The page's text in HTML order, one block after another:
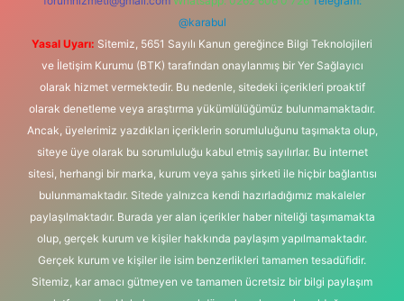
@karabul
Yasal Uyarı: Sitemiz, 5651 Sayılı Kanun gereğince Bilgi Teknolojileri
ve İletişim Kurumu (BTK) tarafından onaylanmış bir Yer Sağlayıcı
olarak hizmet vermektedir. Bu nedenle, sitedeki içerikleri proaktif
olarak denetleme veya araştırma yükümlülüğümüz bulunmamaktadır.
Ancak, üyelerimiz yazdıkları içeriklerin sorumluluğunu taşımakta olup,
siteye üye olarak bu sorumluluğu kabul etmiş sayılırlar. Bu internet
sitesi, herhangi bir marka, kurum veya şahıs şirketi ile hiçbir bağlantısı
bulunmamaktadır. Sitede yalnızca kendi hazırladığımız makaleler
paylaşılmaktadır. Burada yer alan içerikler haber niteliği taşımamakta
olup, gerçek kurum ve kişiler hakkında paylaşım yapılmamaktadır.
Gerçek kurum ve kişiler ile isim benzerlikleri tamamen tesadüfidir.
Sitemiz, kar amacı gütmeyen ve tamamen ücretsiz bir bilgi paylaşım